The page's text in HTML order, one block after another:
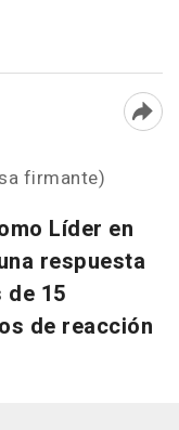
firmante)
Líder en
respuesta
de 15
de reacción